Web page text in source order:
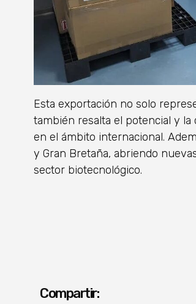
Esta exportación no solo
también resalta el potencial y
en el ámbito internacional.
y Gran Bretaña, abriendo
sector biotecnológico.
Compartir: